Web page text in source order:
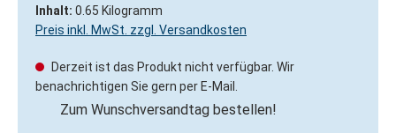
Inhalt: 0.65 Kilogramm
Preis inkl. MwSt. zzgl. Versandkosten
Derzeit ist das Produkt nicht verfügbar. Wir
benachrichtigen Sie gern per E-Mail.
Zum Wunschversandtag bestellen!